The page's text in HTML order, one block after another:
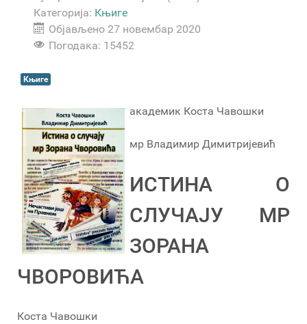
Категорија: Књиге
Објављено 27 новембар 2020
Погодака: 15452
Књиге
академик Коста Чавошки
мр Владимир Димитријевић
ИСТИНА О
СЛУЧАЈУ МР
ЗОРАНА
ЧВОРОВИЋА
Коста Чавошки